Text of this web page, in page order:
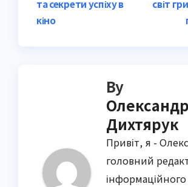
світ
та секрети успіху в
кіно
By
Олександр
Дихтярук
Привіт, я -
головний